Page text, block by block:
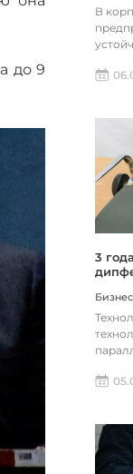
до 9
В
пр...
3
Бизнес